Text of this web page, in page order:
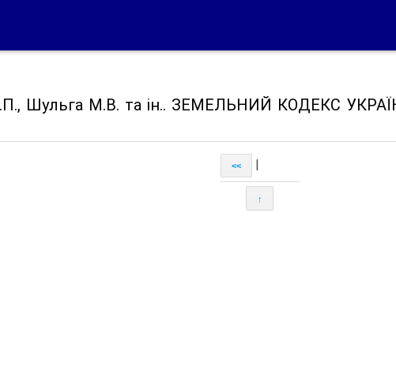
Шульга М.В. та ін.. ЗЕМЕЛЬНИЙ КОДЕКС
<<
↑